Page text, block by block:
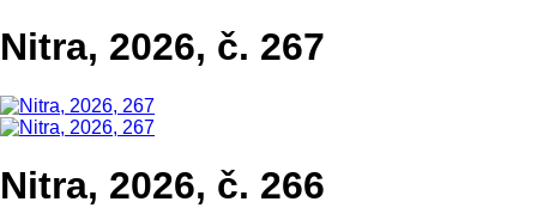
Nitra, 2026, č. 267
Nitra, 2026, č. 266